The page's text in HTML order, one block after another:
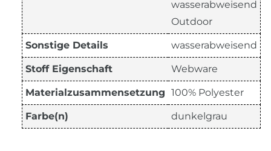
wasserabweisend
Outdoor
Sonstige Details wasserabweisend
Stoff Eigenschaft Webware
Materialzusammensetzung 100% Polyester
Farbe(n) dunkelgrau